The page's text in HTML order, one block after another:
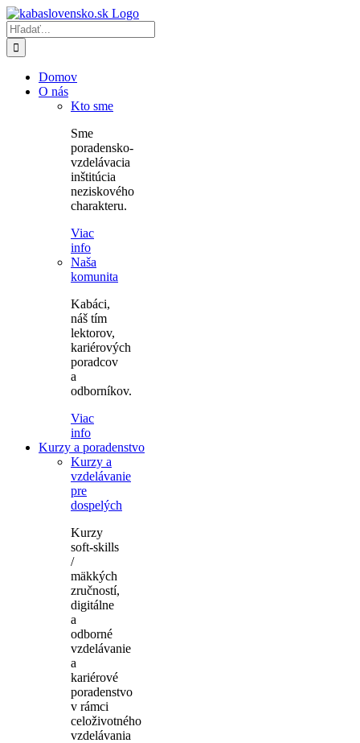
Skip
to
content
Hľadať:
Domov
O nás
Kto sme
Sme
poradensko-
vzdelávacia
inštitúcia
neziskového
charakteru.
Viac
info
Naša
komunita
Kabáci,
náš tím
lektorov,
kariérových
poradcov
a
odborníkov.
Viac
info
Kurzy a poradenstvo
Kurzy a
vzdelávanie
pre
dospelých
Kurzy
soft-skills
/
mäkkých
zručností,
digitálne
a
odborné
vzdelávanie
a
kariérové
poradenstvo
v rámci
celoživotného
vzdelávania